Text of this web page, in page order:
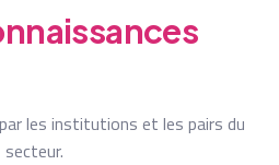
les institutions et les pairs du
secteur.